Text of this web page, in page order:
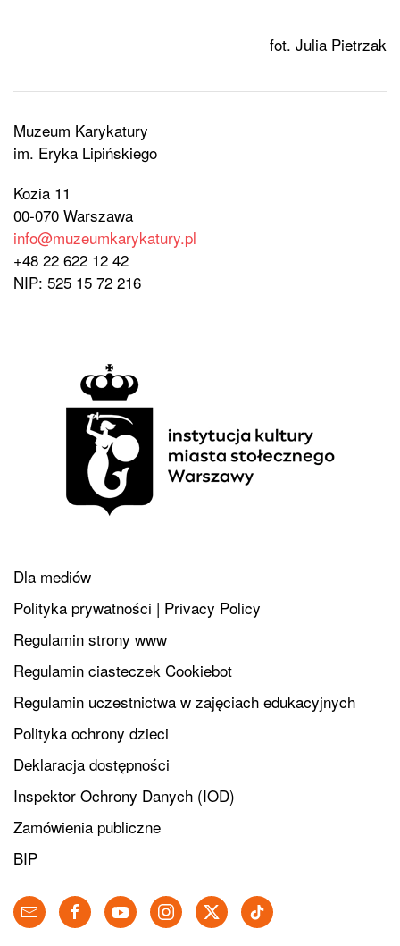
fot. Julia Pietrzak
Muzeum Karykatury
im. Eryka Lipińskiego
Kozia 11
00-070 Warszawa
info@muzeumkarykatury.pl
+48 22 622 12 42
NIP: 525 15 72 216
Dla mediów
Polityka prywatności | Privacy Policy
Regulamin strony www
Regulamin ciasteczek Cookiebot
Regulamin uczestnictwa w zajęciach edukacyjnych
Polityka ochrony dzieci
Deklaracja dostępności
Inspektor Ochrony Danych (IOD)
Zamówienia publiczne
BIP